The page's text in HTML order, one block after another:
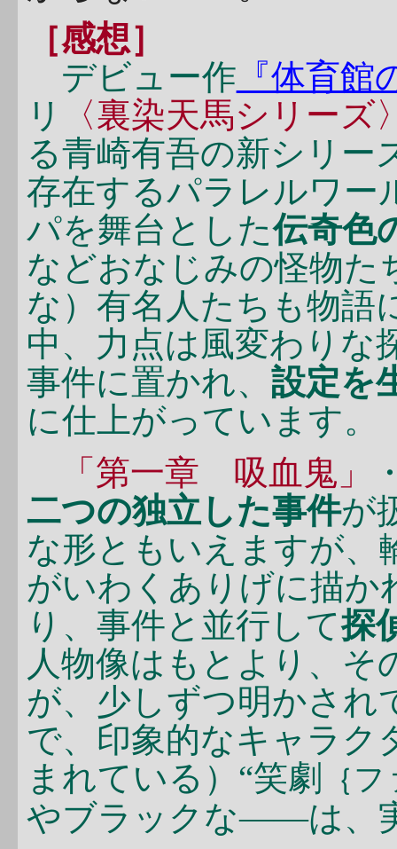
［感想］
デビュー作 『体育館
リ
〈裏染天馬シリーズ
る青崎有吾の新シリー
存在するパラレルワー
パを舞台とした伝奇色
などおなじみの怪物た
な）有名人たちも物語
中、力点は風変わりな
事件に置かれ、 設定を
に仕上がっています。
「第一章 吸血鬼」
二つの独立した事件が
な形ともいえますが、
がいわくありげに描か
り、事件と並行して探
人物像はもとより、そ
が、少しずつ明かされ
で、印象的なキャラク
まれている）“笑劇
｛
やブラックな――は、